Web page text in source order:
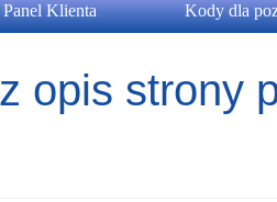
Panel Klienta Kody dla
opis strony